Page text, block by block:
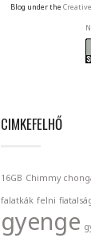
Blog under the
CIMKEFELHŐ
16GB Chimmy
falatkák felni
gyenge